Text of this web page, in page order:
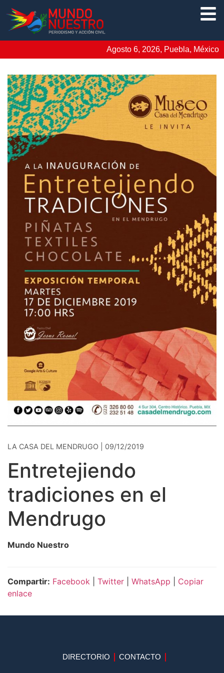
Agosto 6, 2026, Puebla, México
LA CASA DEL MENDRUGO | 09/12/2019
Entretejiendo
tradiciones en el
Mendrugo
Mundo Nuestro
Compartir: Facebook Twitter WhatsApp
Copiar
enlace
DIRECTORIO CONTACTO